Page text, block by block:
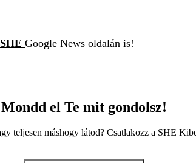
SHE Google News oldalán is!
Mondd el Te mit gondolsz!
teljesen máshogy látod? Csatlakozz a SHE